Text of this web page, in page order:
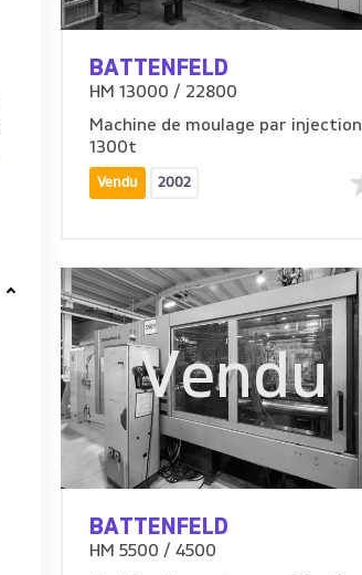
BATTENFELD
HM 13000 / 22800
Machine de moulage par injection
1300t
Vendu 2002
Vendu
BATTENFELD
HM 5500 / 4500